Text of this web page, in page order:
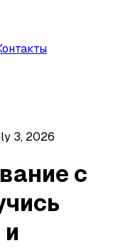
3, 2026
с